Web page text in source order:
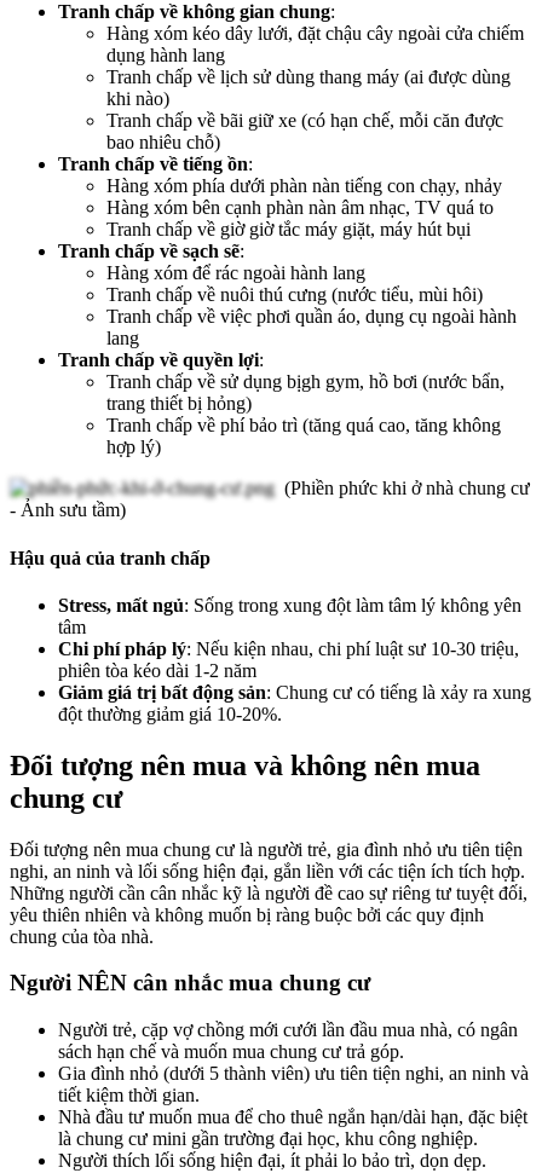
Tranh chấp về không gian chung:
Hàng xóm kéo dây lưới, đặt chậu cây ngoài cửa chiếm
dụng hành lang
Tranh chấp về lịch sử dùng thang máy (ai được dùng
khi nào)
Tranh chấp về bãi giữ xe (có hạn chế, mỗi căn được
bao nhiêu chỗ)
Tranh chấp về tiếng ồn:
Hàng xóm phía dưới phàn nàn tiếng con chạy, nhảy
Hàng xóm bên cạnh phàn nàn âm nhạc, TV quá to
Tranh chấp về giờ giờ tắc máy giặt, máy hút bụi
Tranh chấp về sạch sẽ:
Hàng xóm để rác ngoài hành lang
Tranh chấp về nuôi thú cưng (nước tiểu, mùi hôi)
Tranh chấp về việc phơi quần áo, dụng cụ ngoài hành
lang
Tranh chấp về quyền lợi:
Tranh chấp về sử dụng bịgh gym, hồ bơi (nước bẩn,
trang thiết bị hỏng)
Tranh chấp về phí bảo trì (tăng quá cao, tăng không
hợp lý)
(Phiền phức khi ở nhà chung cư
- Ảnh sưu tầm)
Hậu quả của tranh chấp
Stress, mất ngủ: Sống trong xung đột làm tâm lý không yên
tâm
Chi phí pháp lý: Nếu kiện nhau, chi phí luật sư 10-30 triệu,
phiên tòa kéo dài 1-2 năm
Giảm giá trị bất động sản: Chung cư có tiếng là xảy ra xung
đột thường giảm giá 10-20%.
Đối tượng nên mua và không nên mua
chung cư
Đối tượng nên mua chung cư là người trẻ, gia đình nhỏ ưu tiên tiện
nghi, an ninh và lối sống hiện đại, gắn liền với các tiện ích tích hợp.
Những người cần cân nhắc kỹ là người đề cao sự riêng tư tuyệt đối,
yêu thiên nhiên và không muốn bị ràng buộc bởi các quy định
chung của tòa nhà.
Người NÊN cân nhắc mua chung cư
Người trẻ, cặp vợ chồng mới cưới lần đầu mua nhà, có ngân
sách hạn chế và muốn mua chung cư trả góp.
Gia đình nhỏ (dưới 5 thành viên) ưu tiên tiện nghi, an ninh và
tiết kiệm thời gian.
Nhà đầu tư muốn mua để cho thuê ngắn hạn/dài hạn, đặc biệt
là chung cư mini gần trường đại học, khu công nghiệp.
Người thích lối sống hiện đại, ít phải lo bảo trì, dọn dẹp.